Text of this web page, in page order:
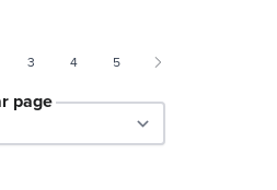
reading page
Page
3 Page
4 Page
5
page